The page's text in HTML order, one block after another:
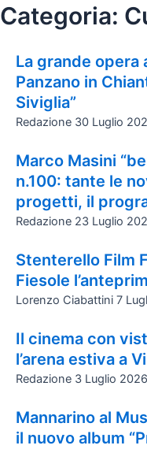
Categoria:
La grande opera
Panzano in
Siviglia”
Redazione 30 Luglio
Marco Masini
n.100: tante le
progetti, il
Redazione 23 Luglio
Stenterello Film
Fiesole
Lorenzo Ciabattini 7
Il cinema con
l’arena estiva a
Redazione 3 Luglio 2026
Mannarino al
il nuovo album